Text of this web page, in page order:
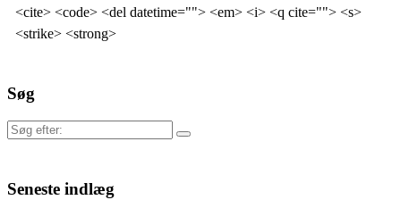
<cite> <code> <del datetime=""> <em> <i> <q cite=""> <s>
<strike> <strong>
Søg
Søg
Seneste indlæg